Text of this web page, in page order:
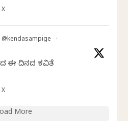
X
@kendasampige ·
ಈ ದಿನದ ಕವಿತೆ
X
More